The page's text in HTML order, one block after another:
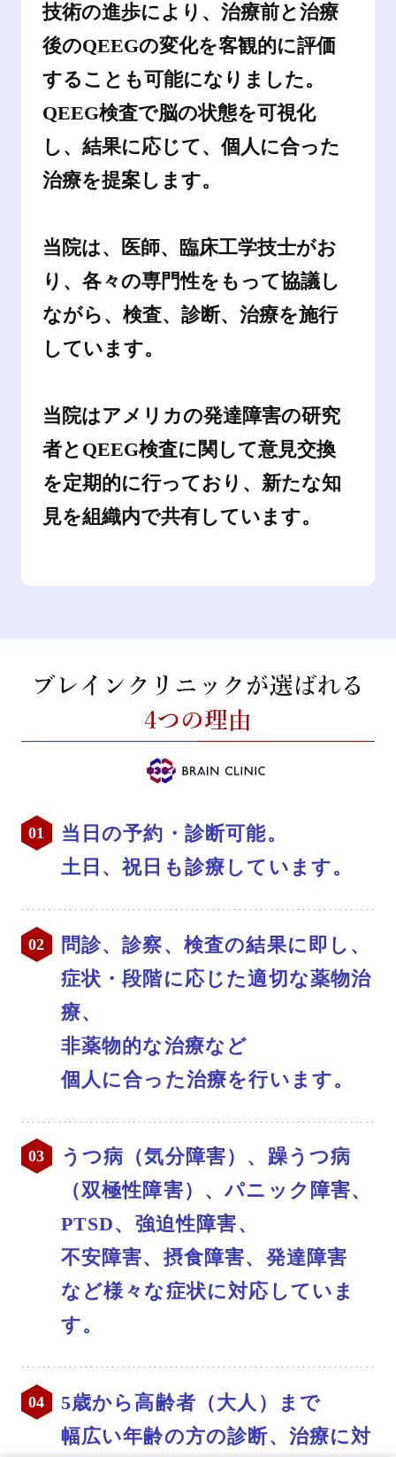
技術の進歩により、治療前と治療
後のQEEGの変化を客観的に評価
することも可能になりました。
QEEG検査で脳の状態を可視化
し、結果に応じて、 個人に合った
治療を提案します。
当院は、医師、
臨床工学技士がお
り、各々の専門性をもって協議し
ながら、検査、診断、治療を施行
しています。
当院はアメリカの発達障害の研究
者とQEEG検査に関して意見交換
を定期的に行っており、新たな知
見を組織内で共有しています。
当日の予約・診断可能。
土日、祝日も診療しています。
問診、診察、検査の結果に即し、
症状・段階に応じた適切な薬物治
療、
非薬物的な治療など
個人に合った治療を行います。
うつ病（気分障害）、躁うつ病
（双極性障害）、パニック障害、
PTSD、強迫性障害、
不安障害、摂食障害、発達障害
など様々な症状に対応していま
す。
5歳から高齢者（大人）まで
幅広い年齢の方の診断、治療に対